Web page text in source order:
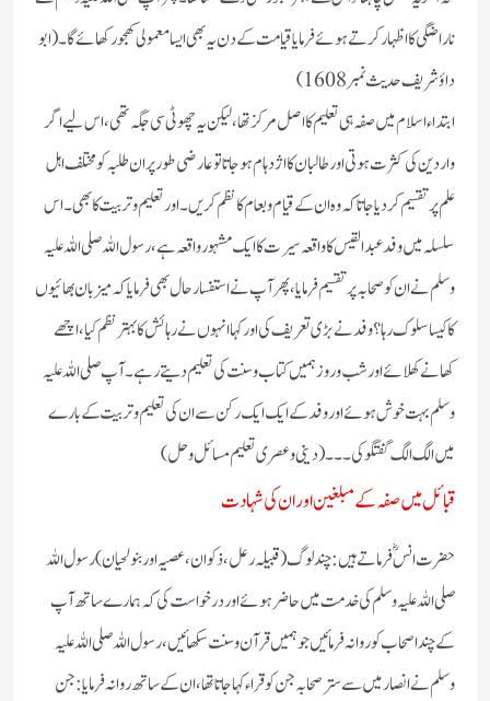
ناراضگی کا اظہار کرتے ہوئے فرمایا قیامت کے دن یہ بھی ایسا معمولی کھجور کھائے گا ۔(ابو
داؤ شریف حدیث نمبر 1608)
ابتداء اسلام میں صفہ ہی تعلیم کا اصل مرکز تھا ، لیکن یہ چھوٹی سی جگہ تھی ، اس لیے اگر
واردین کی کثرت ہوتی اور طالبان کا اژدہام ہو جاتا تو عارضی طور پر ان طلبہ کو مختلف اہل
علم پر تقسیم کر دیا جاتا کہ وہ ان کے قیام وطعام کا نظم کریں ۔اور تعلیم و تربیت کا بھی ۔اس
سلسلہ میں وفد عبد القیس کا واقعہ سیرت کا ایک مشہور واقعہ ہے ،رسول اللہ صلی اللہ علیہ
وسلم نے ان کو صحابہ پر تقسیم فرمایا ،پھر آپ نے استفسار حال بھی فرمایا کہ میزبان بھائیوں
کا کیسا سلوک رہا ؟ وفد نے بڑی تعریف کی اور کہا انہوں نے رہائش کا بہتر نظم کیا، اچھے
کھانے کھلائے اور شب و روز ہمیں کتاب و سنت کی تعلیم دیتے رہے ۔ آپ صلی اللہ علیہ
وسلم بہت خوش ہوئے اور وفد کے ایک ایک رکن سے ان کی تعلیم و تربیت کے بارے
میں الگ الگ گفتگو کی ۔۔۔( دینی و عصری تعلیم مسائل و حل )
قبائل میں صفہ کے مبلغین اور ان کی شہادت
حضرت انس ؓ فرماتے ہیں: چند لوگ( قبیلہ رعل ،ذکوان ،عصیہ اور بنولحیان) رسول اللہ
صلی اللہ علیہ وسلم کی خدمت میں حاضر ہوئے اور درخواست کی کہ ہمارے ساتھ آپ
کے چند اصحاب کو روانہ فرمائیں جو ہمیں قرآن وسنت سکھائیں، رسول اللہ صلی اللہ علیہ
وسلم نے انصار میں سے ستر صحابہ جن کو قراء کہا جاتا تھا، ان کے ساتھ روانہ فرمایا: جن